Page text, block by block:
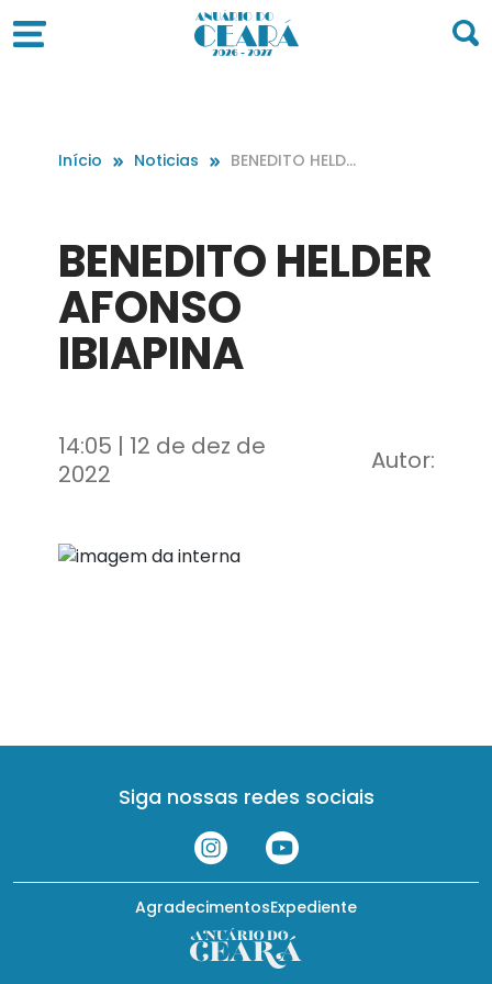
Início Noticias
BENEDITO HELDE
BENEDITO HELDER
AFONSO
IBIAPINA
14:05 | 12 de dez de
2022
Autor:
Siga nossas redes sociais
Expediente
Agradecimentos